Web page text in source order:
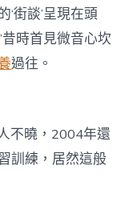
街談’呈現在頭
時首見微音心坎
過往。
不曉，2004年還
訓練，居然這般